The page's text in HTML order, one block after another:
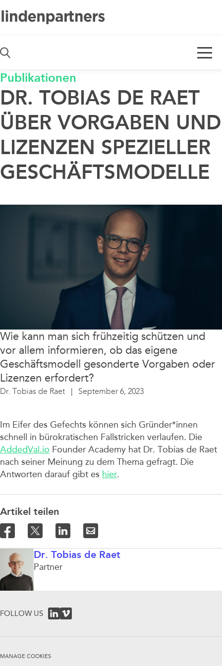
De
Publikationen
DR. TOBIAS DE RAET
ÜBER VORGABEN UND
LIZENZEN SPEZIELLER
GESCHÄFTSMODELLE
Wie kann man sich frühzeitig schützen und
vor allem informieren, ob das eigene
Geschäftsmodell gesonderte Vorgaben oder
Lizenzen erfordert?
Dr. Tobias de Raet September 6, 2023
Im Eifer des Gefechts können sich Gründer*innen
schnell in bürokratischen Fallstricken verlaufen. Die
AddedVal.io Founder Academy hat Dr. Tobias de Raet
nach seiner Meinung zu dem Thema gefragt. Die
Antworten darauf gibt es hier.
Artikel teilen
Dr. Tobias de Raet
Partner
FOLLOW US
MANAGE COOKIES